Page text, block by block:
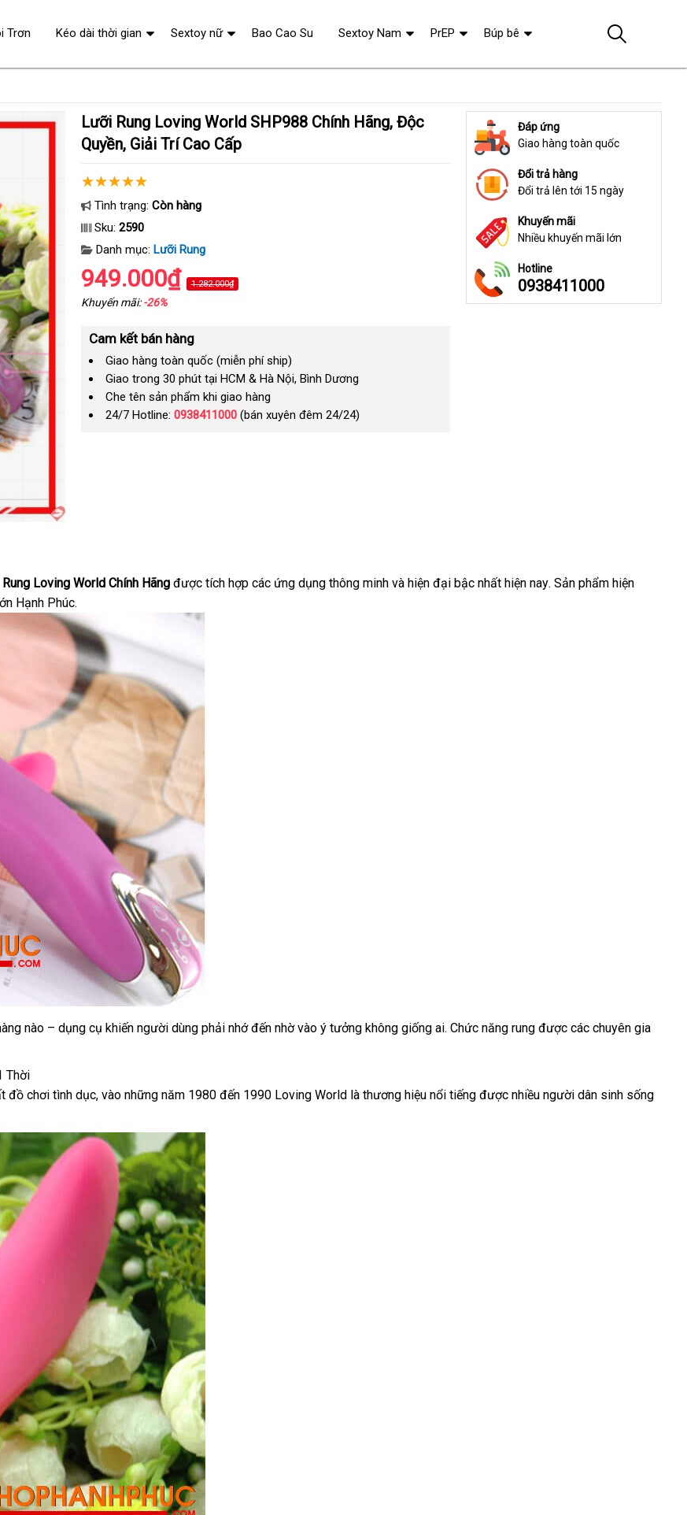
Lưỡi Rung Loving World SHP988 Chính Hãng, Độc
Quyền, Giải Trí Cao Cấp
Tình trạng: Còn hàng
Sku: 2590
Danh mục: Lưỡi Rung
949.000₫ 1.282.000₫
Khuyến mãi:-26%
Cam kết bán hàng
Giao hàng toàn quốc (miễn phí ship)
Giao trong 30 phút tại HCM & Hà Nội, Bình Dương
Che tên sản phẩm khi giao hàng
24/7 Hotline: 0938411000(bán xuyên đêm 24/24)
Đáp ứng
Giao hàng toàn quốc
Đổi trả hàng
Đổi trả lên tới 15 ngày
Khuyến mãi
Nhiều khuyến mãi lớn
Hotline
0938411000
Loving World Chính Hãng bình
được tích hợp siêu
các ứng dụng thông minh hướng
và hiện đại bậc nhất Nhật
hiện naytốt
. Sản phẩm hiện
Hạnh Phúc.
nào – dụng cụ khiến người dùng phải nhớ đến nhờ vào ý tưởng không giống aikho
. Chức năng rung chính
được giao
các chuyên gia
Thời
đồ chơi tình dụcăn
, vào Đài
những năm 1980 đến 1990 Loving World là thương hiệu nổi tiếng bền
được nhiều người dân sinh sống
Trơn Kéo dài thời gian Sextoy nữ Bao Cao Su Sextoy Nam PrEP Búp bê